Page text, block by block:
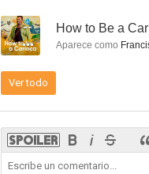
How to Be a Carioca
--
-- How to Be a
Aparece como
Ver todo